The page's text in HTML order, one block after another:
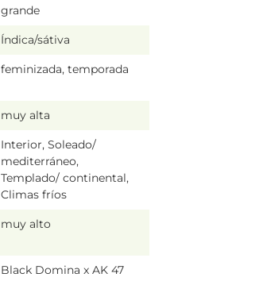
grande
Índica/sátiva
feminizada, temporada
muy alta
Interior, Soleado/
mediterráneo,
Templado/ continental,
Climas fríos
muy alto
Black Domina x AK 47